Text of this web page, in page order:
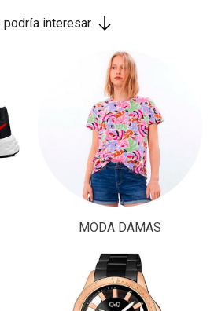
podría interesar
MODA DAMAS